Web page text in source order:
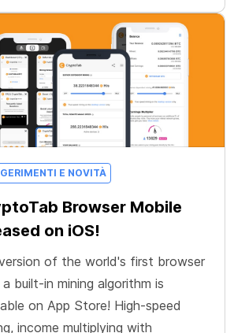
E NOVITÀ
Browser Mobile
on iOS!
of the world's first browser
built-in mining algorithm is
on App Store! High-speed
income multiplying with